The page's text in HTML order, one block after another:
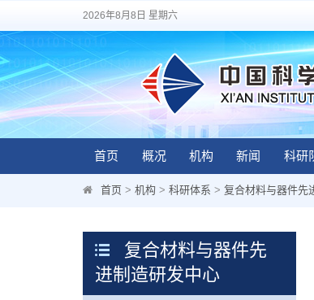
2026年8月8日 星期六
首页 概况 机构 新闻 科研
首页 > 机构 > 科研体系 > 复合材料与器件先
复合材料与器件先
进制造研发中心